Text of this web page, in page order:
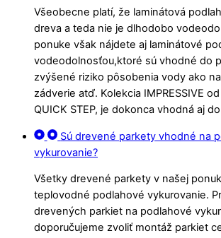
Všeobecne platí, že laminátová
dreva a teda nie je dlhodobo
ponuke však nájdete aj laminátové
vodeodolnosťou,ktoré sú vhodné do
zvýšené riziko pôsobenia vody ako
zádverie atď. Kolekcia IMPRESSIVE
QUICK STEP, je dokonca vhodná aj
Sú drevené parkety vhodné na
vykurovanie?
Všetky drevené parkety v našej
teplovodné podlahové vykurovanie.
drevených parkiet na podlahové
doporučujeme zvoliť montáž parkiet